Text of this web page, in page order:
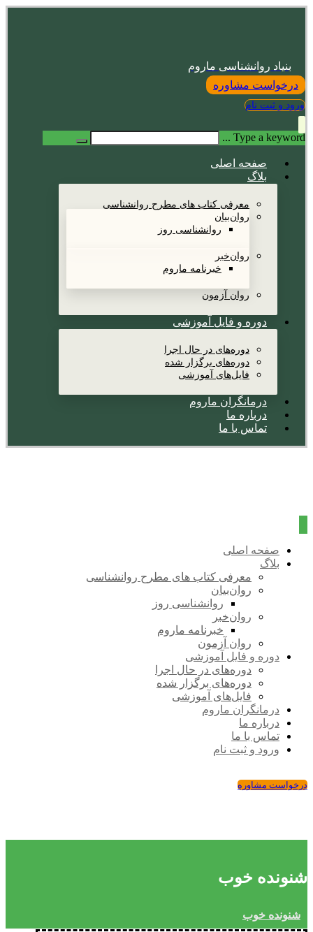
بنیاد روانشناسی ماروم
درخواست مشاوره
ورود و ثبت نام
Type a keyword ...
صفحه اصلی
بلاگ
معرفی کتاب های مطرح روانشناسی
روان‌بیان
روانشناسی روز
روان‌خبر
خبرنامه ماروم
روان آزمون
دوره و فایل آموزشی
دوره‌های در حال اجرا
دوره‌های برگزار شده
فایل‌های آموزشی
درمانگران ماروم
درباره ما
تماس با ما
صفحه اصلی
بلاگ
معرفی کتاب های مطرح روانشناسی
روان‌بیان
روانشناسی روز
روان‌خبر
خبرنامه ماروم
روان آزمون
دوره و فایل آموزشی
دوره‌های در حال اجرا
دوره‌های برگزار شده
فایل‌های آموزشی
درمانگران ماروم
درباره ما
تماس با ما
ورود و ثبت نام
درخواست مشاوره
شنونده خوب
شنونده خوب